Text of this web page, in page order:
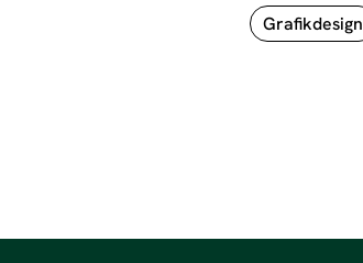
Grafikdesign